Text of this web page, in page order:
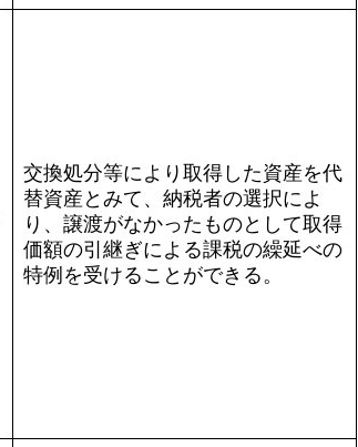
交換処分等により取得した資産を代
替資産とみて、納税者の選択によ
り、譲渡がなかったものとして取得
価額の引継ぎによる課税の繰延べの
特例を受けることができる。